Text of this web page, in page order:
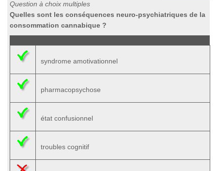
Question à choix multiples
Quelles sont les conséquences neuro-psychiatriques de la
consommation cannabique ?
syndrome amotivationnel
pharmacopsychose
état confusionnel
troubles cognitif